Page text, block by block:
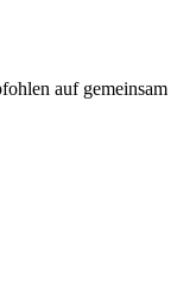
auf gemeinsam